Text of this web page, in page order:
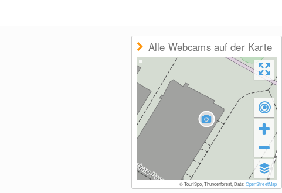
Alle Webcams auf der Karte
© TouriSpo, Thunderforest, Data:OpenStreetMap